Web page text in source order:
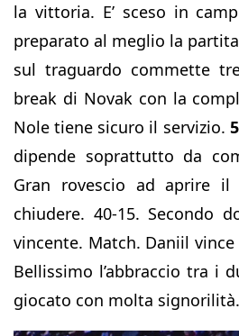
la vittoria. E’ sceso in
preparato al meglio la
sul traguardo commette
break di Novak con la
Nole tiene sicuro il servizio.
dipende soprattutto da
Gran rovescio ad aprire
chiudere. 40-15. Secondo
vincente. Match. Daniil
Bellissimo l’abbraccio tra i
giocato con molta signorilità.